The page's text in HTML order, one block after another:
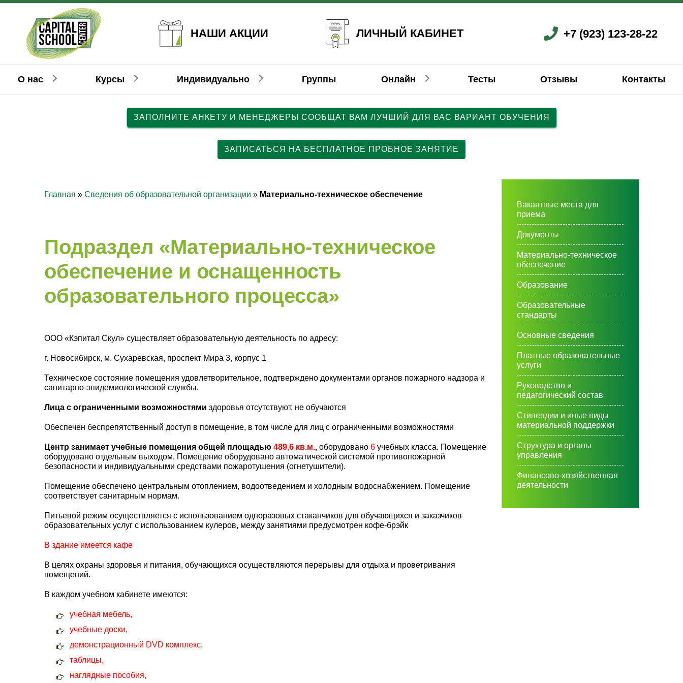
НАШИ АКЦИИ ЛИЧНЫЙ КАБИНЕТ +7 (923) 123-28-22
О нас Курсы
Немецкий Французский
Индивидуально
Немецкий Французский
Группы Онлайн
Детям Немецкий Французский
Тесты Отзывы Контакты
ЗАПОЛНИТЕ АНКЕТУ И МЕНЕДЖЕРЫ СООБЩАТ ВАМ ЛУЧШИЙ ДЛЯ ВАС ВАРИАНТ ОБУЧЕНИЯ
ЗАПИСАТЬСЯ НА БЕСПЛАТНОЕ ПРОБНОЕ ЗАНЯТИЕ
Главная » Сведения об образовательной организации » Материально-техническое обеспечение
Подраздел «Материально-техническое
обеспечение и оснащенность
образовательного процесса»
ООО «Кэпитал Скул» существляет образовательную деятельность по адресу:
г. Новосибирск, м. Сухаревская, проспект Мира 3, корпус 1
Техническое состояние помещения удовлетворительное, подтверждено документами органов пожарного надзора и
санитарно-эпидемиологической службы.
Лица с ограниченными возможностями здоровья отсутствуют, не обучаются
Обеспечен беспрепятственный доступ в помещение, в том числе для лиц с ограниченными возможностями
Центр занимает учебные помещения общей площадью 489,6 кв.м., оборудовано 6 учебных класса. Помещение
оборудовано отдельным выходом. Помещение оборудовано автоматической системой противопожарной
безопасности и индивидуальными средствами пожаротушения (огнетушители).
Помещение обеспечено центральным отоплением, водоотведением и холодным водоснабжением. Помещение
соответствует санитарным нормам.
Питьевой режим осуществляется с использованием одноразовых стаканчиков для обучающихся и заказчиков
образовательных услуг с использованием кулеров, между занятиями предусмотрен кофе-брэйк
В здание имеется кафе
В целях охраны здоровья и питания, обучающихся осуществляются перерывы для отдыха и проветривания
помещений.
В каждом учебном кабинете имеются:
учебная мебель,
учебные доски,
демонстрационный DVD комплекс,
таблицы,
наглядные пособия,
Вакантные места для
приема
Документы
Материально-техническое
обеспечение
Образование
Образовательные
стандарты
Основные сведения
Платные образовательные
услуги
Руководство и
педагогический состав
Стипендии и иные виды
материальной поддержки
Структура и органы
управления
Финансово-хозяйственная
деятельности